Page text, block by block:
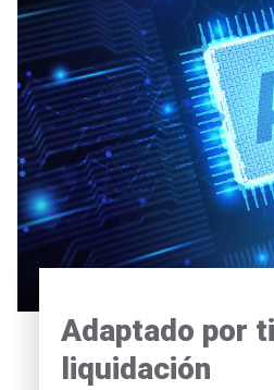
Adaptado por
liquidación